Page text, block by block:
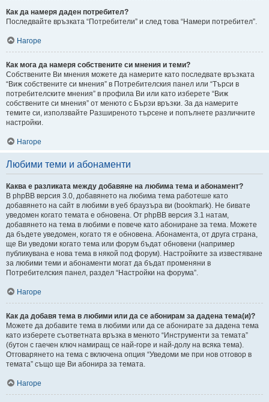
Как да намеря даден потребител?
Последвайте връзката “Потребители” и след това “Намери потребител”.
Нагоре
Как мога да намеря собствените си мнения и теми?
Собствените Ви мнения можете да намерите като последвате връзката
“Виж собствените си мнения” в Потребителския панел или “Търси в
потребителските мнения” в профила Ви или като изберете “Виж
собствените си мнения” от менюто с Бързи връзки. За да намерите
темите си, използвайте Разширеното търсене и попълнете различните
настройки.
Нагоре
Любими теми и абонаменти
Каква е разликата между добавяне на любима тема и абонамент?
В phpBB версия 3.0, добавянето на любима тема работеше като
добавянето на сайт в любими в уеб браузъра ви (bookmark). Не бивате
уведомен когато темата е обновена. От phpBB версия 3.1 натам,
добавянето на тема в любими е повече като абониране за тема. Можете
да бъдете уведомен, когато тя е обновена. Абонамента, от друга страна,
ще Ви уведоми когато тема или форум бъдат обновени (например
публикувана е нова тема в някой под форум). Настройките за известяване
за любими теми и абонаменти могат да бъдат променяни в
Потребителския панел, раздел “Настройки на форума”.
Нагоре
Как да добавя тема в любими или да се абонирам за дадена тема(и)?
Можете да добавите тема в любими или да се абонирате за дадена тема
като изберете съответната връзка в менюто “Инструменти за темата”
(бутон с гаечен ключ намиращ се най-горе и най-долу на всяка тема).
Отговарянето на тема с включена опция “Уведоми ме при нов отговор в
темата” също ще Ви абонира за темата.
Нагоре